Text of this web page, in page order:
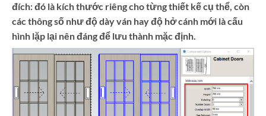
đích: đó là kích thước riêng cho từng thiết kế cụ thể, còn
các thông số như độ dày ván hay độ hở cánh mới là cấu
hình lặp lại nên đáng để lưu thành mặc định.